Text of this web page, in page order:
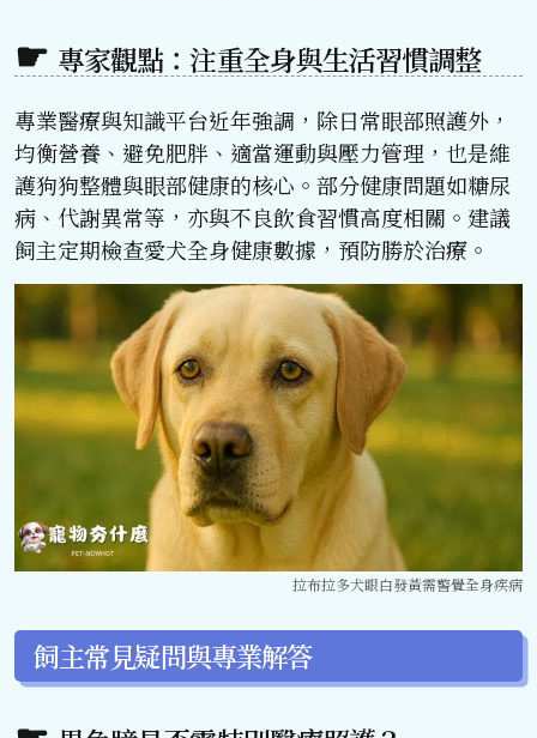
專家觀點：注重全身與生活習慣調整
專業醫療與知識平台近年強調，除日常眼部照護外，
均衡營養、避免肥胖、適當運動與壓力管理，也是維
護狗狗整體與眼部健康的核心。部分健康問題如糖尿
病、代謝異常等，亦與不良飲食習慣高度相關。建議
飼主定期檢查愛犬全身健康數據，預防勝於治療。
拉布拉多犬眼白發黃需警覺全身疾病
飼主常見疑問與專業解答